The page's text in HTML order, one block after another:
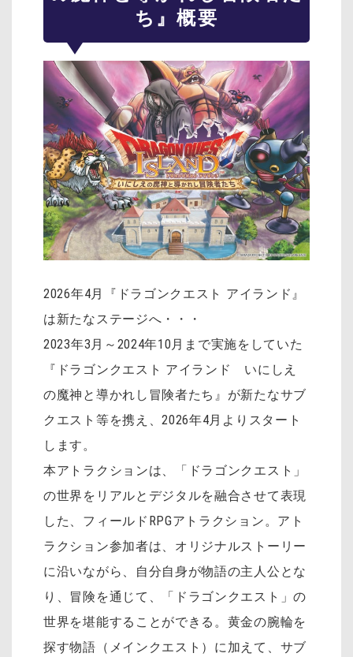
ち』概要
2026年4月『ドラゴンクエスト アイランド』
は新たなステージへ・・・
2023年3月～2024年10月まで実施をしていた
『ドラゴンクエスト アイランド いにしえ
の魔神と導かれし冒険者たち』が新たなサブ
クエスト等を携え、2026年4月よりスタート
します。
本アトラクションは、「ドラゴンクエスト」
の世界をリアルとデジタルを融合させて表現
した、フィールドRPGアトラクション。アト
ラクション参加者は、オリジナルストーリー
に沿いながら、自分自身が物語の主人公とな
り、冒険を通じて、「ドラゴンクエスト」の
世界を堪能することができる。黄金の腕輪を
探す物語（メインクエスト）に加えて、サブ